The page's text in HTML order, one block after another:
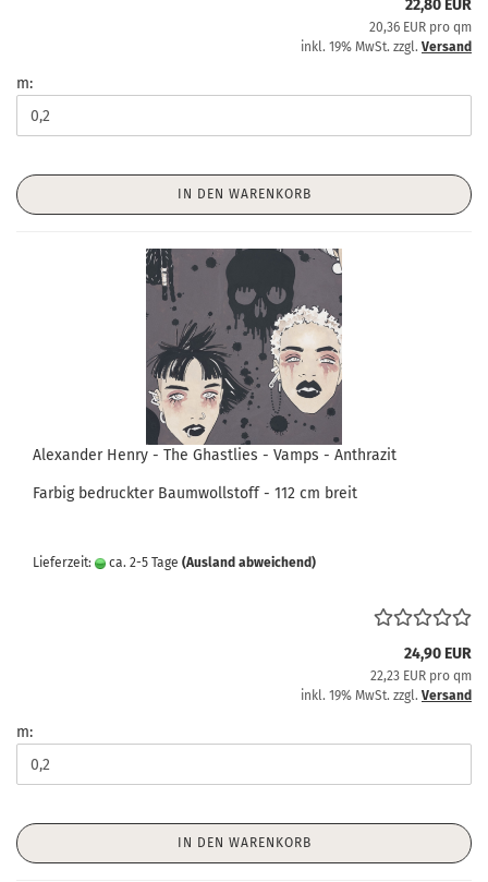
22,80 EUR
20,36 EUR pro qm
inkl. 19% MwSt. zzgl. Versand
m:
IN DEN WARENKORB
Alexander Henry - The Ghastlies - Vamps - Anthrazit
Farbig bedruckter Baumwollstoff - 112 cm breit
Lieferzeit: ca. 2-5 Tage (Ausland abweichend)
24,90 EUR
22,23 EUR pro qm
inkl. 19% MwSt. zzgl. Versand
m:
IN DEN WARENKORB